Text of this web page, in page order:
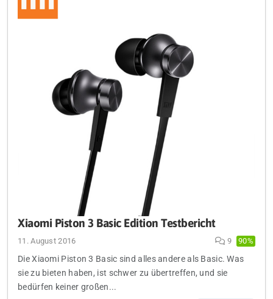
Xiaomi Piston 3 Basic Edition Testbericht
11. August 2016 9 90%
Die Xiaomi Piston 3 Basic sind alles andere als Basic. Was
sie zu bieten haben, ist schwer zu übertreffen, und sie
bedürfen keiner großen...